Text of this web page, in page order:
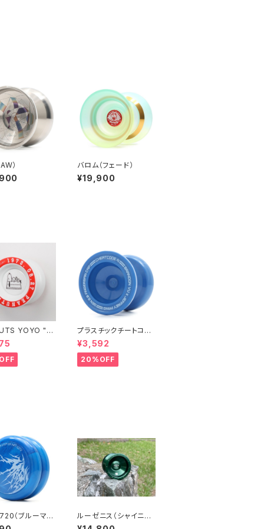
） バロム（フェード）
¥19,900
YOYO "ス
"
プラスチックチートコー
ド（ブルー）
¥3,592
20%OFF
（ブルーマー
ルーゼニス（シャイニー
ディープグリーン）